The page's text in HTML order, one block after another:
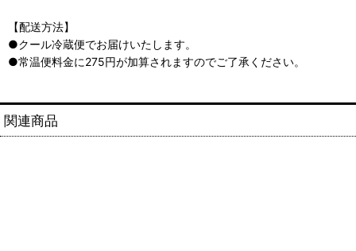
【配送方法】
●クール冷蔵便でお届けいたします。
●常温便料金に275円が加算されますのでご了承ください。
関連商品